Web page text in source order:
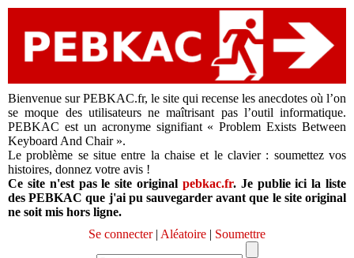
Bienvenue sur PEBKAC.fr, le site qui recense les anecdotes où l’on
se moque des utilisateurs ne maîtrisant pas l’outil informatique.
PEBKAC est un acronyme signifiant « Problem Exists Between
Keyboard And Chair ».
Le problème se situe entre la chaise et le clavier : soumettez vos
histoires, donnez votre avis !
Ce site n'est pas le site original pebkac.fr. Je publie ici la liste
des PEBKAC que j'ai pu sauvegarder avant que le site original
ne soit mis hors ligne.
Se connecter| Aléatoire | Soumettre